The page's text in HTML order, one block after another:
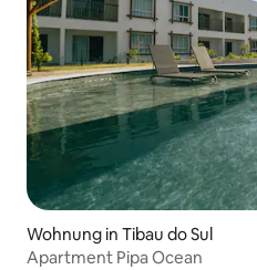
Wohnung in Tibau do Sul
Apartment Pipa Ocean